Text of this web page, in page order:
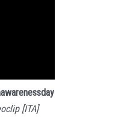
[ITA]